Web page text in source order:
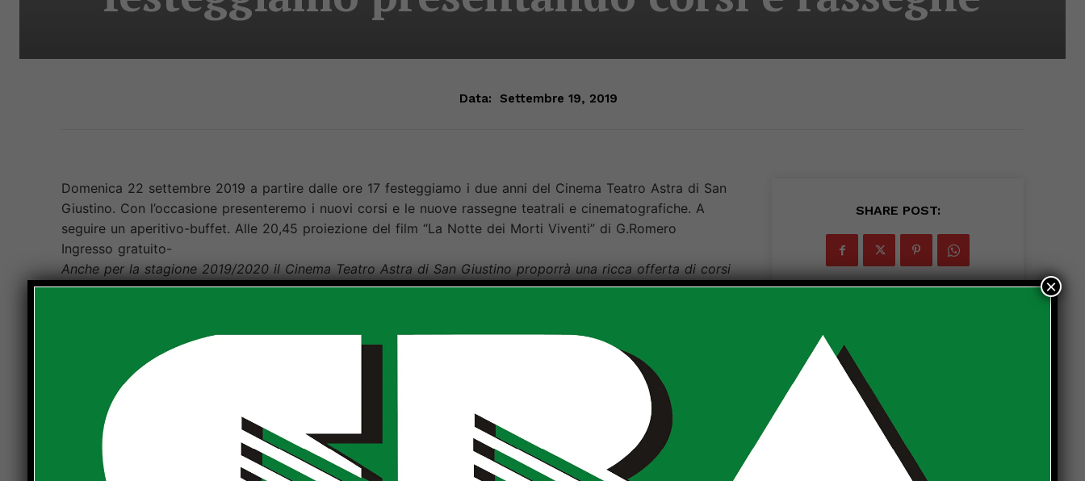
Data: Settembre 19, 2019
Domenica 22 settembre 2019 a partire dalle ore 17 festeggiamo i due anni del Cinema Teatro Astra di San
Giustino. Con l’occasione presenteremo i nuovi corsi e le nuove rassegne teatrali e cinematografiche. A
seguire un aperitivo-buffet. Alle 20,45 proiezione del film “La Notte dei Morti Viventi” di G.Romero
Ingresso gratuito-
Anche per la stagione 2019/2020 il Cinema Teatro Astra di San Giustino proporrà una ricca offerta di corsi
e laboratori in collaborazione con l’Associazione Arci Astra APS, Tutto Fa Broadway e Gricel.
quale coltivare le proprie passioni. I corsi e i laboratori vengono organizzati per rispondere direttamente
agli specifici bisogni sociali e di conoscenza e alle aspirazioni delle persone.
Le attività sono realizzate a prezzi popolari per difendere il diritto alla socialità di tutti e per tutti e per
favorire la promozione di una cultura diffusa ed accessibile.
Per tutte le informazioni si può visitare il sitowww.astrazioni.net , la pagina
o telefonare tutti i
giorni dopo le ore 16 allo
075856625.
CORSI E LABORATORI DI ARCI ASTRA APS
SHARE POST:
×